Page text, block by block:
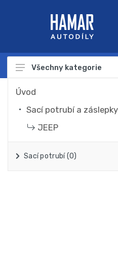
Autodíly
Autokosmetika
Autonabíječky
Náplně a chemie
Všechny kategorie
Úvod
Sací potrubí a záslepky
JEEP
Sací potrubí (0)